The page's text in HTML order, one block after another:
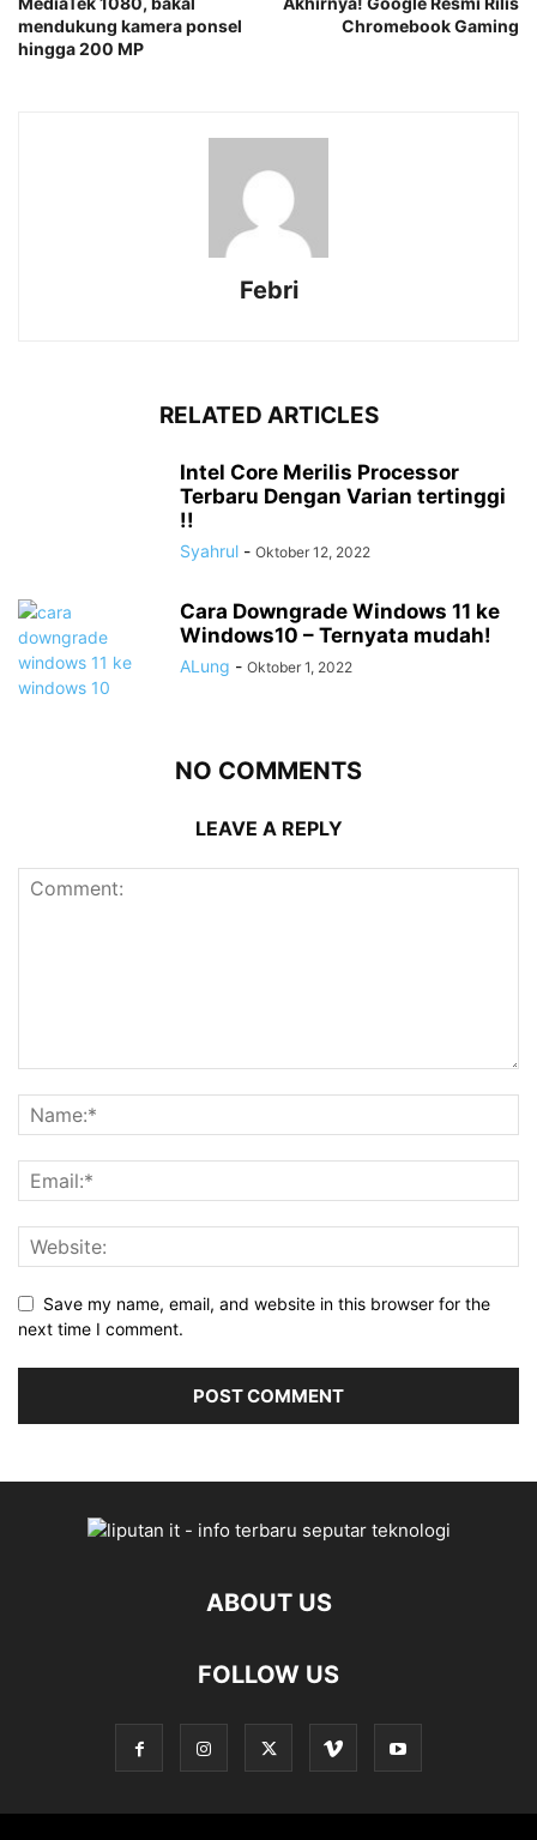
mendukung kamera ponsel
hingga 200 MP
Chromebook Gaming
Febri
RELATED ARTICLES
Intel Core Merilis Processor
Terbaru Dengan Varian tertinggi
!!
Syahrul - Oktober 12, 2022
Cara Downgrade Windows 11 ke
Windows10 – Ternyata mudah!
ALung - Oktober 1, 2022
NO COMMENTS
LEAVE A REPLY
Save my name, email, and website in this browser for the
next time I comment.
ABOUT US
FOLLOW US